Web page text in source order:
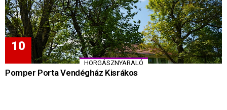
HORGÁSZNYARALÓ
Pomper Porta Vendégház Kisrákos